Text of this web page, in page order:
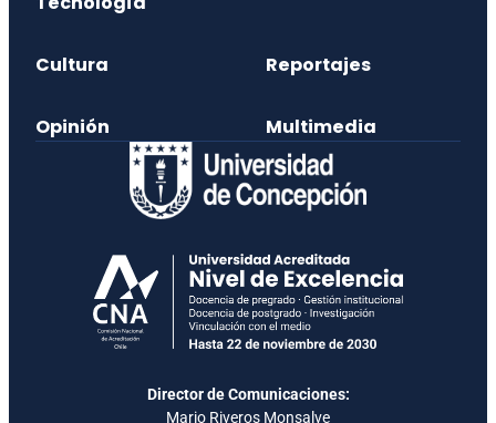
Cultura Reportajes
Opinión Multimedia
Director de Comunicaciones:
Mario Riveros Monsalve